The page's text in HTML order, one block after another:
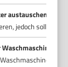
austauschen?
jedoch sollten